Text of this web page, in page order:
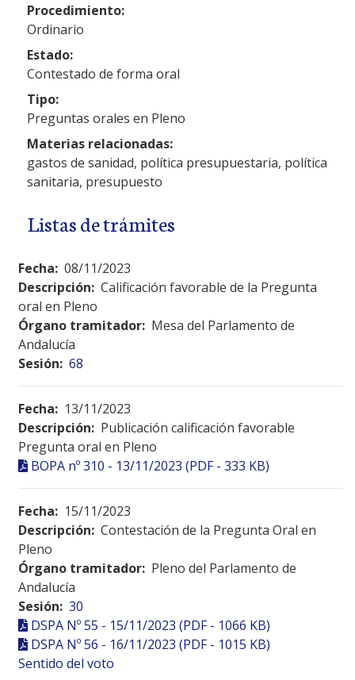
Procedimiento:
Ordinario
Estado:
Contestado de forma oral
Tipo:
Preguntas orales en Pleno
Materias relacionadas:
gastos de sanidad, política presupuestaria, política
sanitaria, presupuesto
Listas de trámites
Fecha: 08/11/2023
Descripción: Calificación favorable de la Pregunta
oral en Pleno
Órgano tramitador: Mesa del Parlamento de
Andalucía
Sesión: 68
Fecha: 13/11/2023
Descripción: Publicación calificación favorable
Pregunta oral en Pleno
BOPA nº 310 - 13/11/2023 (PDF - 333 KB)
Fecha: 15/11/2023
Descripción: Contestación de la Pregunta Oral en
Pleno
Órgano tramitador: Pleno del Parlamento de
Andalucía
Sesión: 30
DSPA Nº 55 - 15/11/2023 (PDF - 1066 KB)
DSPA Nº 56 - 16/11/2023 (PDF - 1015 KB)
Sentido del voto